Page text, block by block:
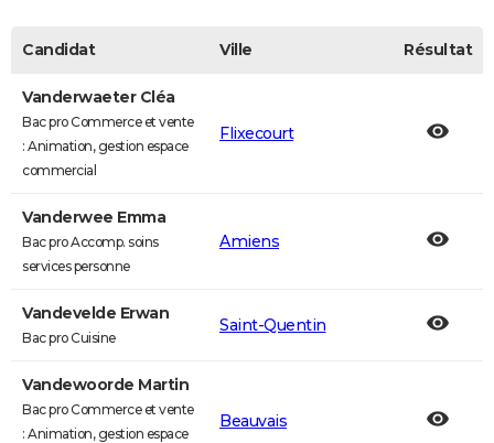
Candidat Ville Résultat
Vanderwaeter Cléa
Bac pro Commerce et vente
: Animation, gestion espace
commercial
Flixecourt
Vanderwee Emma
Bac pro Accomp. soins
services personne
Amiens
Vandevelde Erwan
Bac pro Cuisine
Saint-Quentin
Vandewoorde Martin
Bac pro Commerce et vente
: Animation, gestion espace
Beauvais